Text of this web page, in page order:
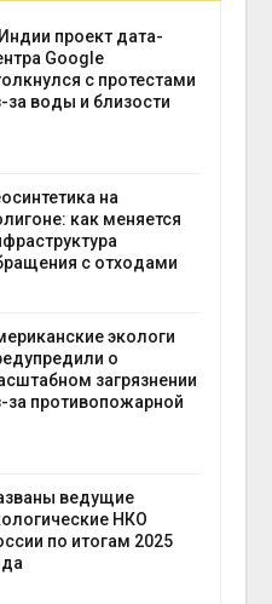
проект дата-
Google
с протестами
за воды и близости
на
как меняется
с отходами
экологи
о
загрязнении
за противопожарной
ведущие
НКО
по итогам 2025